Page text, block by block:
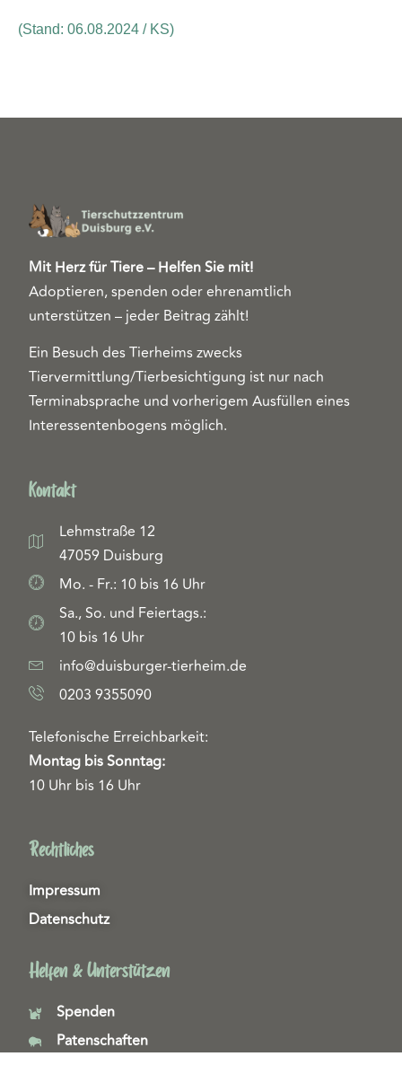
(Stand: 06.08.2024 / KS)
Mit Herz für Tiere – Helfen Sie mit!
Adoptieren, spenden oder ehrenamtlich
unterstützen – jeder Beitrag zählt!
Ein Besuch des Tierheims zwecks
Tiervermittlung/Tierbesichtigung ist nur nach
Terminabsprache und vorherigem Ausfüllen eines
Interessentenbogens möglich.
Kontakt
Lehmstraße 12
47059 Duisburg
Mo. - Fr.: 10 bis 16 Uhr
Sa., So. und Feiertags.:
10 bis 16 Uhr
info@duisburger-tierheim.de
0203 9355090
Telefonische Erreichbarkeit:
Montag bis Sonntag:
10 Uhr bis 16 Uhr
Rechtliches
Impressum
Datenschutz
Helfen & Unterstützen
Spenden
Patenschaften